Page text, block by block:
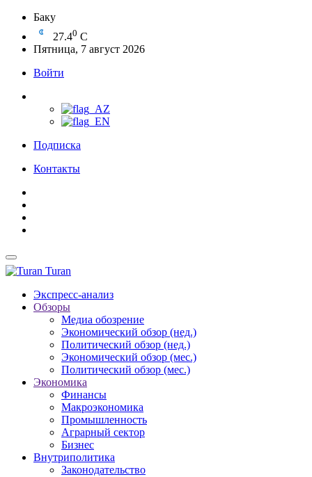
Баку
27.40 C
Пятница, 7 август 2026
Войти
Подписка
Контакты
Turan
Экспресс-анализ
Обзоры
Медиа обозрение
Экономический обзор (нед.)
Политический обзор (нед.)
Экономический обзор (мес.)
Политический обзор (мес.)
Экономика
Финансы
Макроэкономика
Промышленность
Аграрный сектор
Бизнес
Внутриполитика
Законодательство